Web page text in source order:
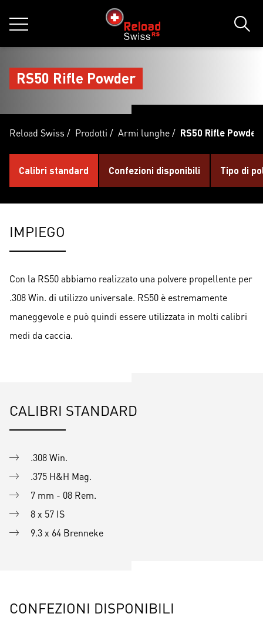
MENU
siteLogo
RS50 Rifle Powder
Reload Swiss / Prodotti / Armi lunghe/ RS50 Rifle Powder
Calibri standard Confezioni disponibili Tipo di
IMPIEGO
Con la RS50 abbiamo realizzato una polvere propellente per
.308 Win. di utilizzo universale. RS50 è estremamente
maneggevole e può quindi essere utilizzata in molti calibri
medi da caccia.
CALIBRI STANDARD
.308 Win.
.375 H&H Mag.
7 mm - 08 Rem.
8 x 57 IS
9.3 x 64 Brenneke
CONFEZIONI DISPONIBILI